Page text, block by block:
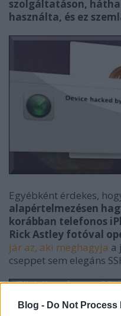
Blog - Do Not
szolgáltatáson,
használta, és ez
Egyébként érdekes,
alapértelmezésen
korábban telefonos
Rick Astley fotóval
jár az, aki meghagyja a
cseppet sem elegáns